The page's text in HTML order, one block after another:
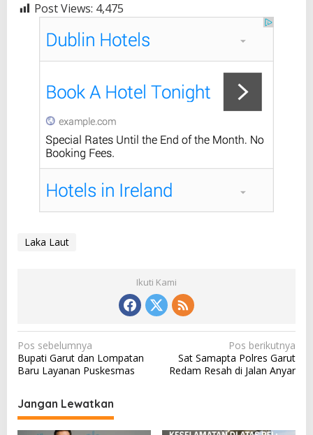
Post Views: 4,475
Laka Laut
Ikuti Kami
N
a
i
g
Pos sebelumnya
Bupati Garut dan Lompatan
Baru Layanan Puskesmas
Pos berikutnya
Sat Samapta Polres Garut
Redam Resah di Jalan Anyar
Jangan Lewatkan